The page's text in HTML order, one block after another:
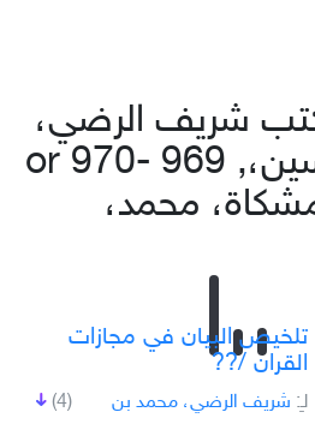
شريف الرضي،
محمد بن الحسين،, 969 or 970-
تلخيص البيان في مجازات
القران /??
(4) لـِ: شريف الرضي، محمد بن